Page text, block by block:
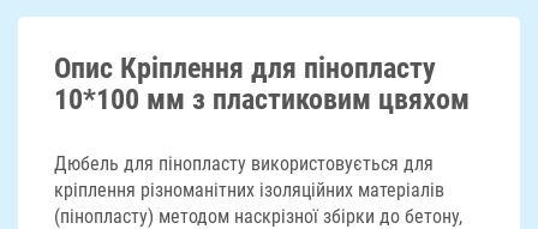
ДОСТАВКА
Опис Кріплення для пінопласту
10*100 мм з пластиковим цвяхом
Дюбель для пінопласту використовується для
кріплення різноманітних ізоляційних матеріалів
(пінопласту) методом наскрізної збірки до бетону,